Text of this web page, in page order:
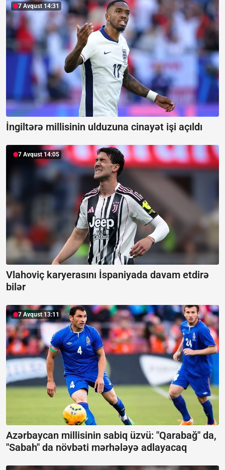
7 Avqust 14:31
İngiltərə millisinin ulduzuna cinayət işi açıldı
7 Avqust 14:05
Vlahoviç karyerasını İspaniyada davam etdirə
bilər
7 Avqust 13:11
Azərbaycan millisinin sabiq üzvü: "Qarabağ" da,
"Sabah" da növbəti mərhələyə adlayacaq